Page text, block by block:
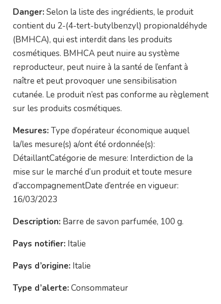
Danger: Selon la liste des ingrédients, le produit
contient du 2-(4-tert-butylbenzyl) propionaldéhyde
(BMHCA), qui est interdit dans les produits
cosmétiques. BMHCA peut nuire au système
reproducteur, peut nuire à la santé de l’enfant à
naître et peut provoquer une sensibilisation
cutanée. Le produit n’est pas conforme au règlement
sur les produits cosmétiques.
Mesures: Type d’opérateur économique auquel
la/les mesure(s) a/ont été ordonnée(s):
DétaillantCatégorie de mesure: Interdiction de la
mise sur le marché d’un produit et toute mesure
d’accompagnementDate d’entrée en vigueur:
16/03/2023
Description: Barre de savon parfumée, 100 g.
Pays notifier: Italie
Pays d’origine: Italie
Type d’alerte: Consommateur